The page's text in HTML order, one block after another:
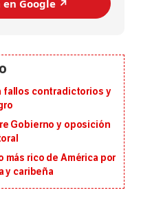
en Google ↗️
fallos contradictorios y
Gobierno y oposición
más rico de América por
y caribeña